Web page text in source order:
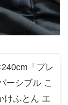
「プレ
ーシブル こ
けふとん エ